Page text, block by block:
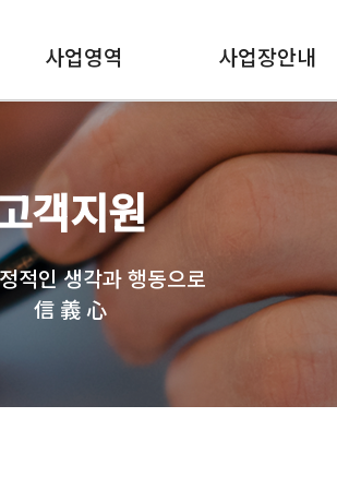
사업영역 사업장안내
객지원
적인 생각과 행동으로
信 義 心